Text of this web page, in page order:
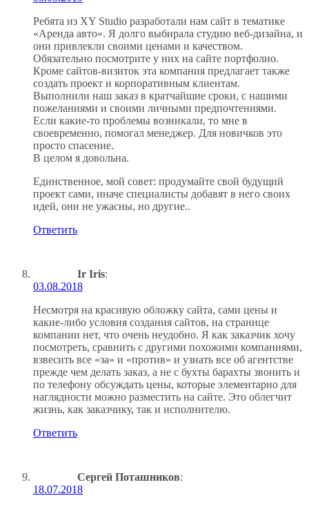
Ребята из XY Studio разработали нам сайт в тематике
«Аренда авто». Я долго выбирала студию веб-дизайна, и
они привлекли своими ценами и качеством.
Обязательно посмотрите у них на сайте портфолио.
Кроме сайтов-визиток эта компания предлагает также
создать проект и корпоративным клиентам.
Выполнили наш заказ в кратчайшие сроки, с нашими
пожеланиями и своими личными предпочтениями.
Если какие-то проблемы возникали, то мне в
своевременно, помогал менеджер. Для новичков это
просто спасение.
В целом я довольна.
Единственное, мой совет: продумайте свой будущий
проект сами, иначе специалисты добавят в него своих
идей, они не ужасны, но другие..
Ответить
Ir Iris:
03.08.2018
Несмотря на красивую обложку сайта, сами цены и
какие-либо условия создания сайтов, на странице
компании нет, что очень неудобно. Я как заказчик хочу
посмотреть, сравнить с другими похожими компаниями,
взвесить все «за» и «против» и узнать все об агентстве
прежде чем делать заказ, а не с бухты барахты звонить и
по телефону обсуждать цены, которые элементарно для
наглядности можно разместить на сайте. Это облегчит
жизнь, как заказчику, так и исполнителю.
Ответить
Сергей Поташников:
18.07.2018